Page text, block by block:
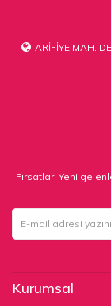
ARİFİYE MAH.
Fırsatlar, Yeni
Kurumsal